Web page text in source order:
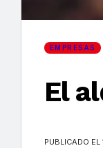
EMPRESAS
El
PUBLICADO